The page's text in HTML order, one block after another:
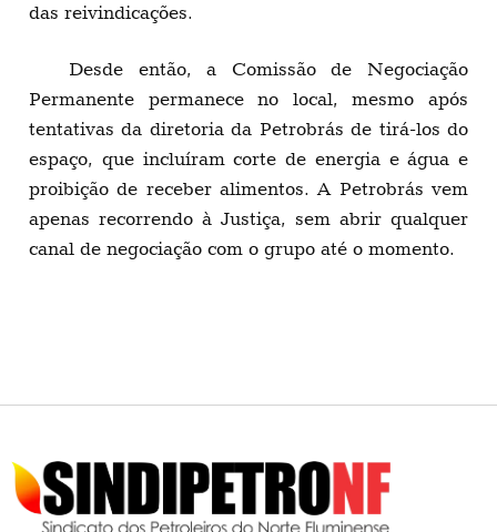
das reivindicações.
Desde então, a Comissão de Negociação
Permanente permanece no local, mesmo após
tentativas da diretoria da Petrobrás de tirá-los do
espaço, que incluíram corte de energia e água e
proibição de receber alimentos. A Petrobrás vem
apenas recorrendo à Justiça, sem abrir qualquer
canal de negociação com o grupo até o momento.